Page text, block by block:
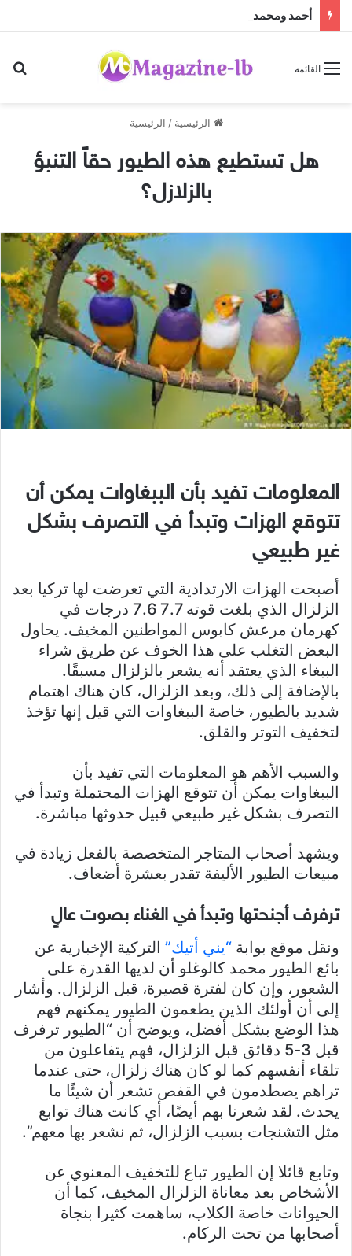
القائمة
الرئيسية / الرئيسية
هل تستطيع هذه الطيور حقاً التنبؤ
بالزلازل؟
المعلومات تفيد بأن الببغاوات يمكن أن
تتوقع الهزات وتبدأ في التصرف بشكل
غير طبيعي
أصبحت الهزات الارتدادية التي تعرضت لها تركيا بعد
الزلزال الذي بلغت قوته 7.7 7.6 درجات في
كهرمان مرعش كابوس المواطنين المخيف. يحاول
البعض التغلب على هذا الخوف عن طريق شراء
الببغاء الذي يعتقد أنه يشعر بالزلزال مسبقًا.
بالإضافة إلى ذلك، وبعد الزلزال، كان هناك اهتمام
شديد بالطيور، خاصة الببغاوات التي قيل إنها تؤخذ
لتخفيف التوتر والقلق.
والسبب الأهم هو المعلومات التي تفيد بأن
الببغاوات يمكن أن تتوقع الهزات المحتملة وتبدأ في
التصرف بشكل غير طبيعي قبيل حدوثها مباشرة.
ويشهد أصحاب المتاجر المتخصصة بالفعل زيادة في
مبيعات الطيور الأليفة تقدر بعشرة أضعاف.
ترفرف أجنحتها وتبدأ في الغناء بصوت عالٍ
ونقل موقع بوابة “يني أتيك” التركية الإخبارية عن
بائع الطيور محمد كالوغلو أن لديها القدرة على
الشعور، وإن كان لفترة قصيرة، قبل الزلزال. وأشار
إلى أن أولئك الذين يطعمون الطيور يمكنهم فهم
هذا الوضع بشكل أفضل، ويوضح أن “الطيور ترفرف
قبل 3-5 دقائق قبل الزلزال، فهم يتفاعلون من
تلقاء أنفسهم كما لو كان هناك زلزال، حتى عندما
تراهم يصطدمون في القفص تشعر أن شيئًا ما
يحدث. لقد شعرنا بهم أيضًا، أي كانت هناك توابع
مثل التشنجات بسبب الزلزال، ثم نشعر بها معهم”.
وتابع قائلا إن الطيور تباع للتخفيف المعنوي عن
الأشخاص بعد معاناة الزلزال المخيف، كما أن
الحيوانات خاصة الكلاب، ساهمت كثيرا بنجاة
أصحابها من تحت الركام.